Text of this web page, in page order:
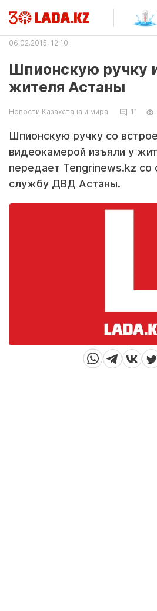
06.02.2015, 12:10
Шпионскую ручку
жителя Астаны
Новости Казахстана и мира 11
Шпионскую ручку со
видеокамерой изъяли у
передает Tengrinews.kz со
службу ДВД Астаны.